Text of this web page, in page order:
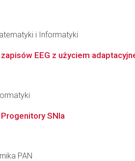
i Informatyki
EEG z użyciem
SNIa
PAN